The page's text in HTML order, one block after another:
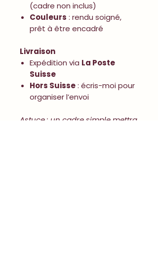
(cadre non inclus)
Couleurs : rendu soigné,
prêt à être encadré
Livraison
Expédition via La Poste
Suisse
Hors Suisse: écris-moi pour
organiser l’envoi
Astuce : un cadre simple mettra